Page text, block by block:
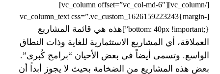
[/vc_column][vc_column offset=”vc_col-md-6″]
[vc_column_text css=”.vc_custom_1626159223243{margin-
bottom: 40px !important;}”]
هذه هي قائمة المشاريع
العملاقة، أي المشاريع الاستثمارية للغاية وذات النطاق
الواسع. وتسمى أيضاً في بعض الأحيان “برامج كُبرى”.
بعض هذه المشاريع من الضخامة بحيث لا يجوز أبداً أن